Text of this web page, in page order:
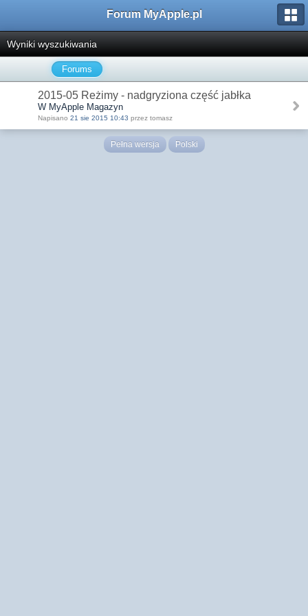
Forum MyApple.pl
Wyniki wyszukiwania
Forums
2015-05 Reżimy - nadgryziona część jabłka
W MyApple Magazyn
Napisano 21 sie 2015 10:43 przez tomasz
Pełna wersja Polski